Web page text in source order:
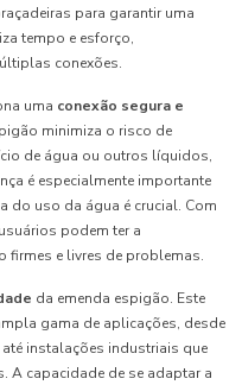
para garantir uma
tempo e esforço,
conexões.
uma conexão segura e
minimiza o risco de
de água ou outros líquidos,
é especialmente importante
do uso da água é crucial. Com
podem ter a
firmes e livres de problemas.
da emenda espigão. Este
gama de aplicações, desde
instalações industriais que
A capacidade de se adaptar a